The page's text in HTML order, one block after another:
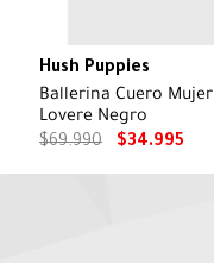
Hush Puppies
Ballerina Cuero Mujer
Lovere Negro
$69.990 $34.995